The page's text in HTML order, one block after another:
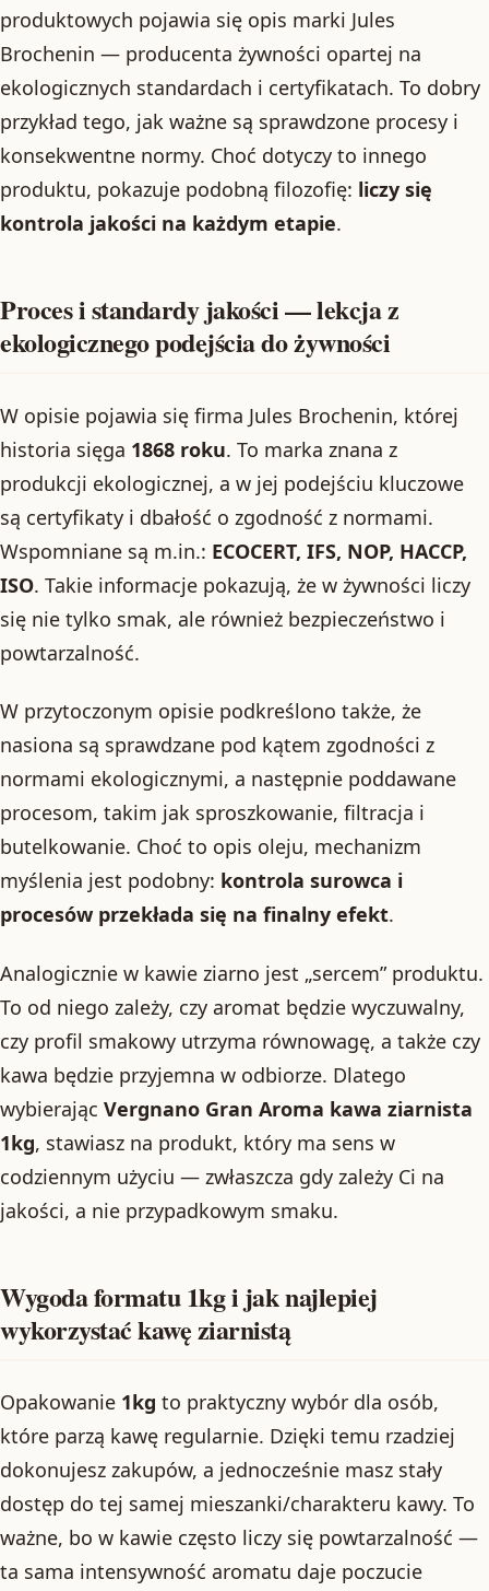
produktowych pojawia się opis marki Jules
Brochenin — producenta żywności opartej na
ekologicznych standardach i certyfikatach. To dobry
przykład tego, jak ważne są sprawdzone procesy i
konsekwentne normy. Choć dotyczy to innego
produktu, pokazuje podobną filozofię: liczy się
kontrola jakości na każdym etapie.
Proces i standardy jakości — lekcja z
ekologicznego podejścia do żywności
W opisie pojawia się firma Jules Brochenin, której
historia sięga 1868 roku. To marka znana z
produkcji ekologicznej, a w jej podejściu kluczowe
są certyfikaty i dbałość o zgodność z normami.
Wspomniane są m.in.: ECOCERT, IFS, NOP, HACCP,
ISO. Takie informacje pokazują, że w żywności liczy
się nie tylko smak, ale również bezpieczeństwo i
powtarzalność.
W przytoczonym opisie podkreślono także, że
nasiona są sprawdzane pod kątem zgodności z
normami ekologicznymi, a następnie poddawane
procesom, takim jak sproszkowanie, filtracja i
butelkowanie. Choć to opis oleju, mechanizm
myślenia jest podobny: kontrola surowca i
procesów przekłada się na finalny efekt.
Analogicznie w kawie ziarno jest „sercem” produktu.
To od niego zależy, czy aromat będzie wyczuwalny,
czy profil smakowy utrzyma równowagę, a także czy
kawa będzie przyjemna w odbiorze. Dlatego
wybierając Vergnano Gran Aroma kawa ziarnista
1kg, stawiasz na produkt, który ma sens w
codziennym użyciu — zwłaszcza gdy zależy Ci na
jakości, a nie przypadkowym smaku.
Wygoda formatu 1kg i jak najlepiej
wykorzystać kawę ziarnistą
Opakowanie 1kg to praktyczny wybór dla osób,
które parzą kawę regularnie. Dzięki temu rzadziej
dokonujesz zakupów, a jednocześnie masz stały
dostęp do tej samej mieszanki/charakteru kawy. To
ważne, bo w kawie często liczy się powtarzalność —
ta sama intensywność aromatu daje poczucie